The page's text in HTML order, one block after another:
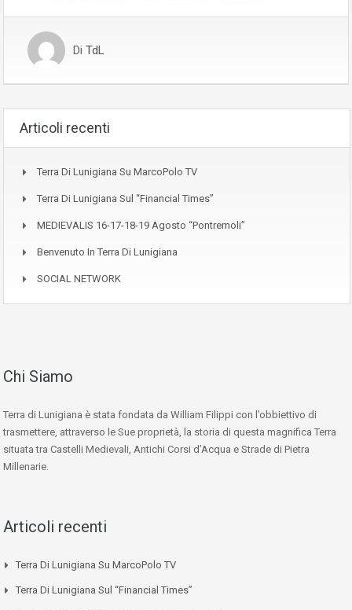
Di TdL
Articoli recenti
Terra Di Lunigiana Su MarcoPolo TV
Terra Di Lunigiana Sul “Financial Times”
MEDIEVALIS 16-17-18-19 Agosto “Pontremoli”
Benvenuto In Terra Di Lunigiana
SOCIAL NETWORK
Chi Siamo
Terra di Lunigiana è stata fondata da William Filippi con l’obbiettivo di
trasmettere, attraverso le Sue proprietà, la storia di questa magnifica Terra
situata tra Castelli Medievali, Antichi Corsi d’Acqua e Strade di Pietra
Millenarie.
Articoli recenti
Terra Di Lunigiana Su MarcoPolo TV
Terra Di Lunigiana Sul “Financial Times”